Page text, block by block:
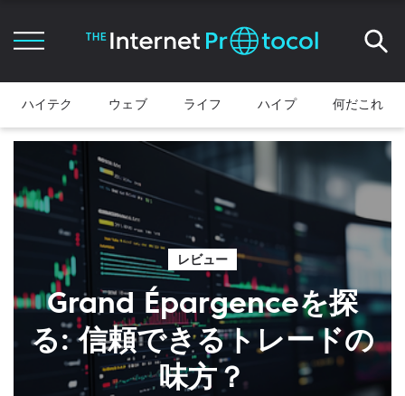
ハイテク ウェブ ライフ ハイプ 何だこれ
レビュー
Grand Épargenceを探
る: 信頼できるトレードの
味方？